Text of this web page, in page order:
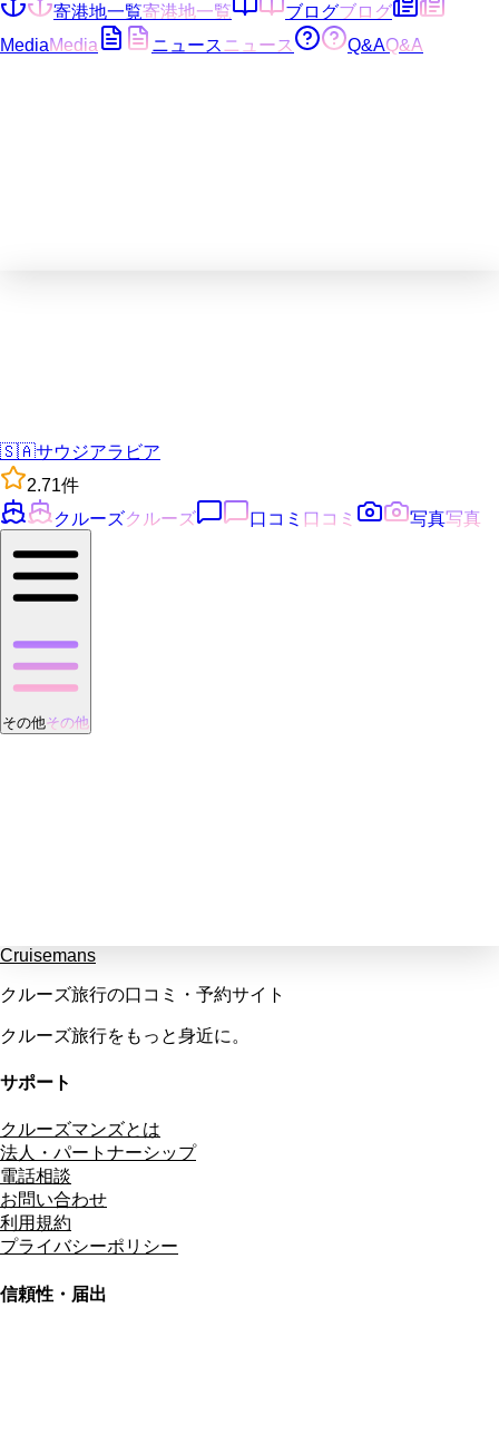
寄港地一覧寄港地一覧 ブログブログ
MediaMedia ニュース ニュース Q&AQ&A
🇸🇦サウジアラビア
2.71件
クルーズクルーズ 口コミ 口コミ 写真写真
その他その他
Cruisemans
クルーズ旅行の口コミ・予約サイト
クルーズ旅行をもっと身近に。
サポート
クルーズマンズとは
法人・パートナーシップ
電話相談
お問い合わせ
利用規約
プライバシーポリシー
信頼性・届出